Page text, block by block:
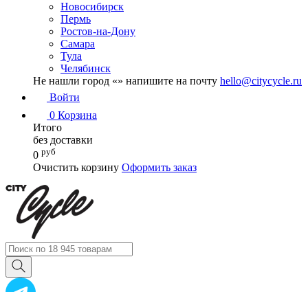
Новосибирск
Пермь
Ростов-на-Дону
Самара
Тула
Челябинск
Не нашли город «» напишите на почту hello@citycycle.ru
Войти
0 Корзина
Итого
без доставки
0 руб
Очистить корзину Оформить заказ